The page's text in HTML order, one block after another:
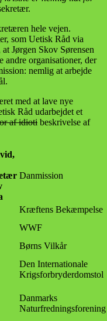
hele vejen.
som Uetisk Råd via
Jørgen Skov Sørensen
andre organisationer, der
nemlig at arbejde
med at lave nye
Råd udarbejdet et
af idioti beskrivelse af
Danmission
Kræftens Bekæmpelse
WWF
Børns Vilkår
Den Internationale
Krigsforbryderdomstol
Danmarks
Naturfredningsforening